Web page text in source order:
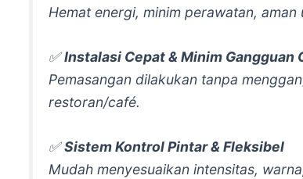
Hemat energi, minim perawatan,
✅Instalasi Cepat & Minim Gangguan
Pemasangan dilakukan tanpa
restoran/café.
✅Sistem Kontrol Pintar & Fleksibel
Mudah menyesuaikan intensitas,